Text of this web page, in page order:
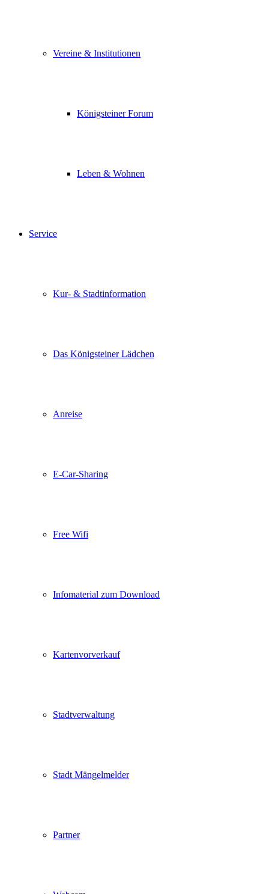
Vereine & Institutionen
Königsteiner Forum
Leben & Wohnen
Service
Kur- & Stadtinformation
Das Königsteiner Lädchen
Anreise
E-Car-Sharing
Free Wifi
Infomaterial zum Download
Kartenvorverkauf
Stadtverwaltung
Stadt Mängelmelder
Partner